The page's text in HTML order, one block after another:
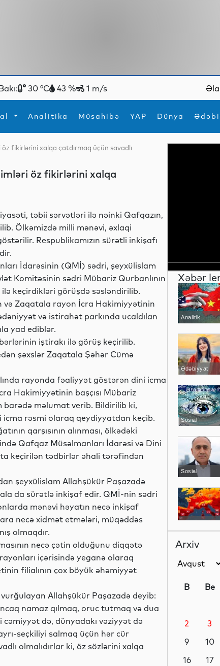
30 °C 43 % 1 m/s
Analitika Müsahibə YAP Dünya
Yeni texnologiyalar
fikirlərini xalqa çatdırmaq üçün savadlı
öz fikirlərini xalqa
təbii sərvətləri ilə nəinki Qafqazın,
Ölkəmizdə milli mənəvi, əxlaqi
Respublikamızın sürətli inkişafı
İdarəsinin (QMİ) sədri, şeyxülislam
Komitəsinin sədri Mübariz Qurbanlının
keçirdikləri görüşdə səsləndirilib.
və Zaqatala rayon İcra Hakimiyyətinin
və istirahət parkında ucaldılan
yad ediblər.
iştirakı ilə görüş keçirilib.
şəxslər Zaqatala Şəhər Cümə
rayonda fəaliyyət göstərən dini icma
Hakimiyyətinin başçısı Mübariz
məlumat verib. Bildirilib ki,
rəsmi olaraq qeydiyyatdan keçib.
qarşısının alınması, ölkədəki
Qafqaz Müsəlmanları İdarəsi və Dini
keçirilən tədbirlər əhali tərəfindən
şeyxülislam Allahşükür Paşazadə
da sürətlə inkişaf edir. QMİ-nin sədri
mənəvi həyatın necə inkişaf
necə xidmət etmələri, müqəddəs
olmaqdır.
necə çətin olduğunu diqqətə
içərisində yeganə olaraq
filialının çox böyük əhəmiyyət
Allahşükür Paşazadə deyib:
namaz qılmaq, oruc tutmaq və dua
də, dünyadakı vəziyyət də
seçkiliyi salmaq üçün hər cür
olmalıdırlar ki, öz sözlərini xalqa
Xəbər
Analitik
Ədəbiyyat
Sosial
Sosial
Dünya
Maraqlı
Arxiv
B Be
2
3
9
10
16
17